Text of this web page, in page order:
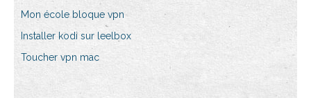
Mon école bloque vpn
Installer kodi sur leelbox
Toucher vpn mac